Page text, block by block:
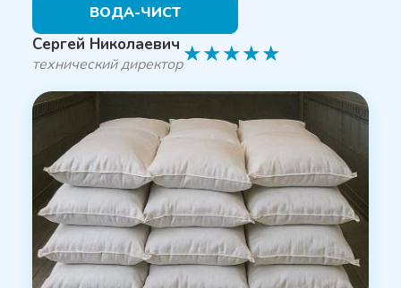
ВОДА-ЧИСТ
Сергей Николаевич
технический директор★★★★★